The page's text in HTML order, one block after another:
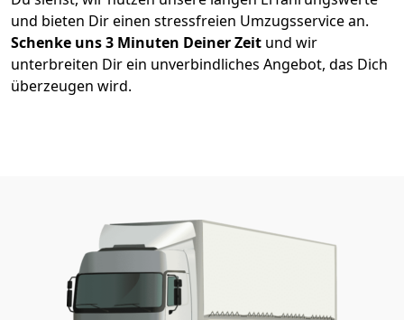
und bieten Dir einen stressfreien Umzugsservice an.
Schenke uns 3 Minuten Deiner Zeit und wir
unterbreiten Dir ein unverbindliches Angebot, das Dich
überzeugen wird.